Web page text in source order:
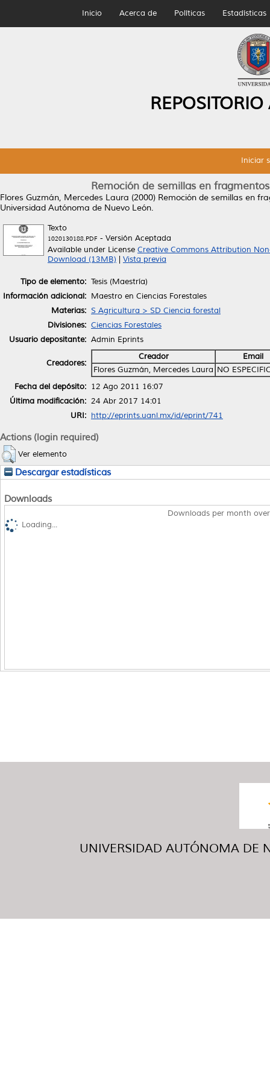
Inicio Acerca de Políticas Estadísticas
Iniciar
Remoción de semillas en
Flores Guzmán, Mercedes Laura (2000) Remoción de semillas en
Universidad Autónoma de Nuevo León.
Texto
1020130188.PDF - Versión Aceptada
Available under License Creative Commons Attribution
Download (13MB)
Vista previa
Tipo de elemento: Tesis (Maestría)
Información adicional: Maestro en Ciencias Forestales
Materias: S Agricultura > SD Ciencia forestal
Divisiones: Ciencias Forestales
Usuario depositante: Admin Eprints
Creadores:
Creador
Email
Flores Guzmán, Mercedes Laura NO
Fecha del depósito: 12 Ago 2011 16:07
Última modificación: 24 Abr 2017 14:01
URI: http://eprints.uanl.mx/id/eprint/741
Actions (login required)
Ver elemento
Descargar estadísticas
Downloads
Downloads per month
Loading...
UNIVERSIDAD AUTÓNOMA DE